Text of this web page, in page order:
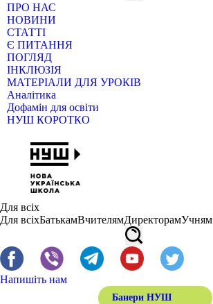
ПРО НАС
НОВИНИ
СТАТТІ
Є ПИТАННЯ
ПОГЛЯД
ІНКЛЮЗІЯ
МАТЕРІАЛИ ДЛЯ УРОКІВ
Аналітика
Дофамін для освіти
НУШ КОРОТКО
Для всіх
Для всіхБатькамВчителямДиректорамУчням
Напишіть нам
Банери НУШ